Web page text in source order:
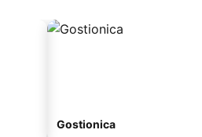
Gostionica